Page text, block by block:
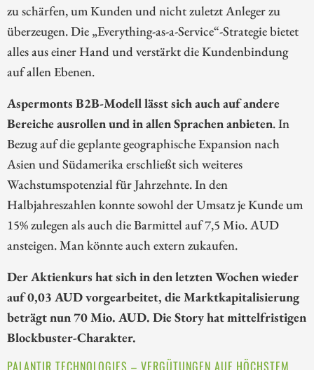
zu schärfen, um Kunden und nicht zuletzt Anleger zu
überzeugen. Die „Everything-as-a-Service“-Strategie bietet
alles aus einer Hand und verstärkt die Kundenbindung
auf allen Ebenen.
Aspermonts B2B-Modell lässt sich auch auf andere
Bereiche ausrollen und in allen Sprachen anbieten. In
Bezug auf die geplante geographische Expansion nach
Asien und Südamerika erschließt sich weiteres
Wachstumspotenzial für Jahrzehnte. In den
Halbjahreszahlen konnte sowohl der Umsatz je Kunde um
15% zulegen als auch die Barmittel auf 7,5 Mio. AUD
ansteigen. Man könnte auch extern zukaufen.
Der Aktienkurs hat sich in den letzten Wochen wieder
auf 0,03 AUD vorgearbeitet, die Marktkapitalisierung
beträgt nun 70 Mio. AUD. Die Story hat mittelfristigen
Blockbuster-Charakter.